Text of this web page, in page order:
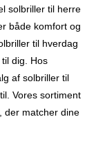
solbriller til herre
både komfort og
til hverdag
dig. Hos
af solbriller til
Vores sortiment
der matcher dine